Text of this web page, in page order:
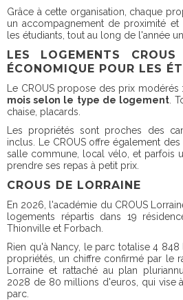
Grâce à cette organisation, chaque
un accompagnement de proximité
les étudiants, tout au long de l'année
LES LOGEMENTS
ÉCONOMIQUE POUR LES
Le CROUS propose des prix
mois selon le type de logement.
chaise, placards.
Les propriétés sont proches des
inclus. Le CROUS offre également
salle commune, local vélo, et parfois
prendre ses repas à petit prix.
CROUS DE LORRAINE
En 2026, l'académie du CROUS
logements répartis dans 19
Thionville et Forbach.
Rien qu'à Nancy, le parc totalise 4
propriétés, un chiffre confirmé par le
Lorraine et rattaché au plan
2028 de 80 millions d'euros, qui vise
parc.